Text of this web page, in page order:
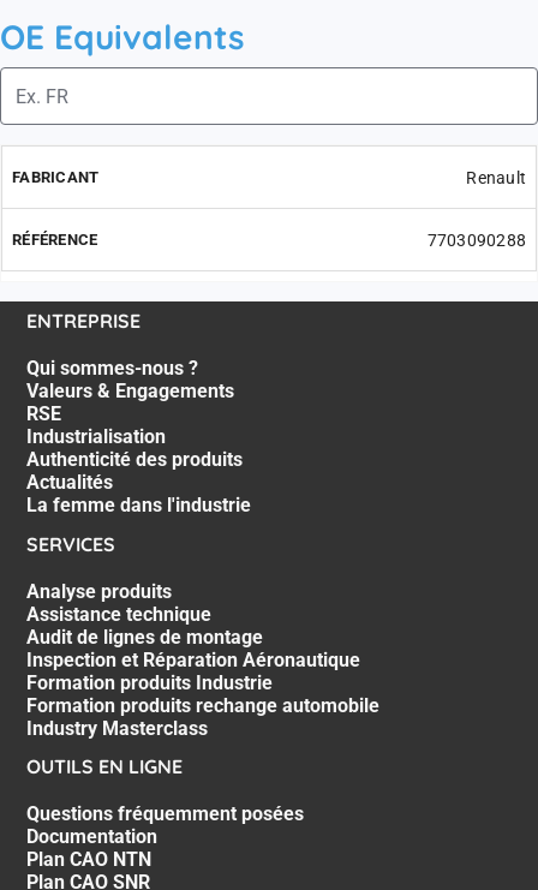
OE Equivalents
Renault
7703090288
ENTREPRISE
Qui sommes-nous ?
Valeurs & Engagements
RSE
Industrialisation
Authenticité des produits
Actualités
La femme dans l'industrie
SERVICES
Analyse produits
Assistance technique
Audit de lignes de montage
Inspection et Réparation Aéronautique
Formation produits Industrie
Formation produits rechange automobile
Industry Masterclass
OUTILS EN LIGNE
Questions fréquemment posées
Documentation
Plan CAO NTN
Plan CAO SNR